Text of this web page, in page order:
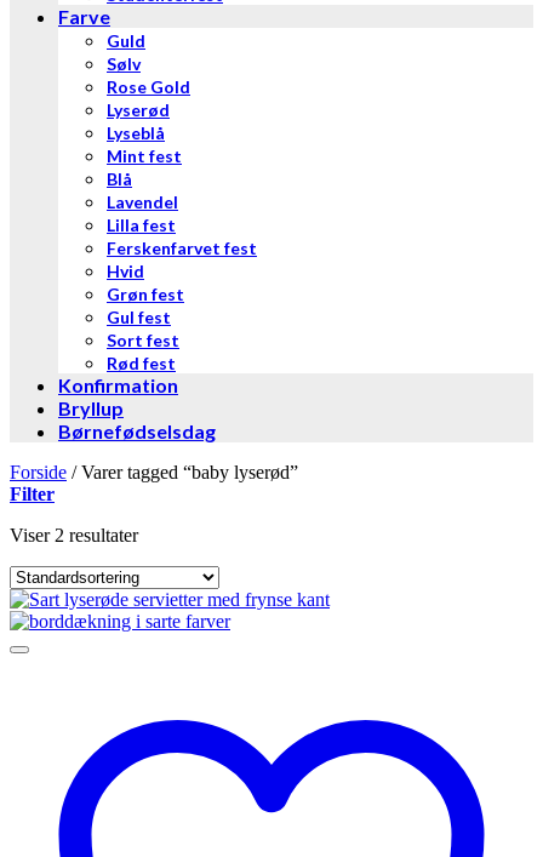
Farve
Guld
Sølv
Rose Gold
Lyserød
Lyseblå
Mint fest
Blå
Lavendel
Lilla fest
Ferskenfarvet fest
Hvid
Grøn fest
Gul fest
Sort fest
Rød fest
Konfirmation
Bryllup
Børnefødselsdag
Forside /Varer tagged “baby lyserød”
Filter
Viser 2 resultater